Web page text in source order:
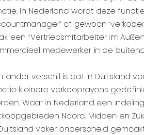
In Nederland wordt deze
of gewoon
een “Vertriebsmitarbeiter im
medewerker in de
ander verschil is dat in Duitsland
kleinere verkooprayons
Waar in Nederland een
Noord, Midden en
vaker onderscheid